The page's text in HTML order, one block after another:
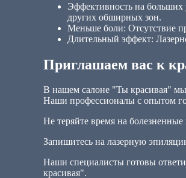
Эффективность на больших
других обширных зон.
Меньше боли: Отсутствие
Длительный эффект:
Приглашаем вас к
В нашем салоне "Ты красивая" мы
Наши профессионалы с опытом
Не теряйте время на
Запишитесь на лазерную
Наши специалисты готовы
красивая".